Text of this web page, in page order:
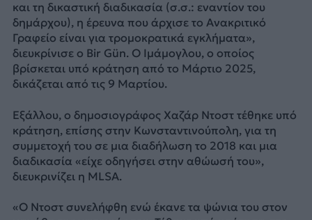
και τη δικαστική διαδικασία (σ.σ.: εναντίον του
δημάρχου), η έρευνα που άρχισε το Ανακριτικό
Γραφείο είναι για τρομοκρατικά εγκλήματα»,
διευκρίνισε ο Bir Gün. Ο Ιμάμογλου, ο οποίος
βρίσκεται υπό κράτηση από το Μάρτιο 2025,
δικάζεται από τις 9 Μαρτίου.
Εξάλλου, ο δημοσιογράφος Χαζάρ Ντοστ τέθηκε υπό
κράτηση, επίσης στην Κωνσταντινούπολη, για τη
συμμετοχή του σε μια διαδήλωση το 2018 και μια
διαδικασία «είχε οδηγήσει στην αθώωσή του»,
διευκρινίζει η MLSA.
«Ο Ντοστ συνελήφθη ενώ έκανε τα ψώνια του στον